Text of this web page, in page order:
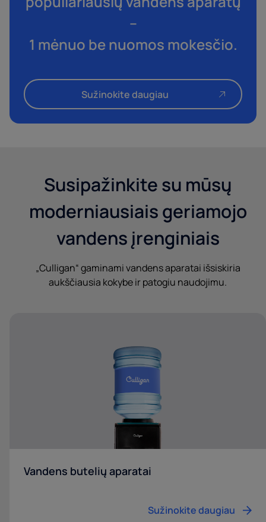
–
1 mėnuo be nuomos mokesčio.
Sužinokite daugiau
Susipažinkite su mūsų
moderniausiais geriamojo
vandens įrenginiais
„Culligan“ gaminami vandens aparatai išsiskiria
aukščiausia kokybe ir patogiu naudojimu.
Vandens butelių aparatai
Sužinokite daugiau